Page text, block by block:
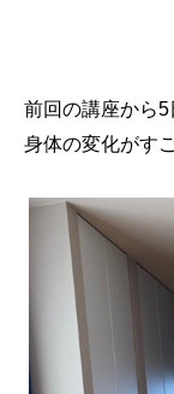
前回の講座から
身体の変化がす